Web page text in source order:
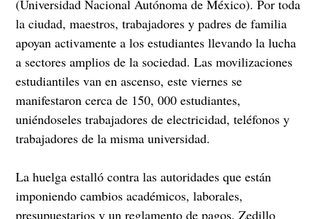
(Universidad Nacional Autónoma de México). Por toda
la ciudad, maestros, trabajadores y padres de familia
apoyan activamente a los estudiantes llevando la lucha
a sectores amplios de la sociedad. Las movilizaciones
estudiantiles van en ascenso, este viernes se
manifestaron cerca de 150, 000 estudiantes,
uniéndoseles trabajadores de electricidad, teléfonos y
trabajadores de la misma universidad.
La huelga estalló contra las autoridades que están
imponiendo cambios académicos, laborales,
presupuestarios y un reglamento de pagos. Zedillo